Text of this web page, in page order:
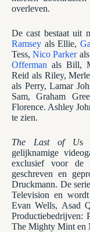
overleven.
De cast bestaat uit
Ramsey als Ellie,
Tess,Nico Parker
Offerman als Bill,
Reid als Riley,
als Perry, Lamar
Sam, Graham
Florence. Ashley
te zien.
The Last of Us
gelijknamige
exclusief voor de
geschreven en
Druckmann. De
Television en
Evan Wells, Asad
Productiebedrijven:
The Mighty Mint en